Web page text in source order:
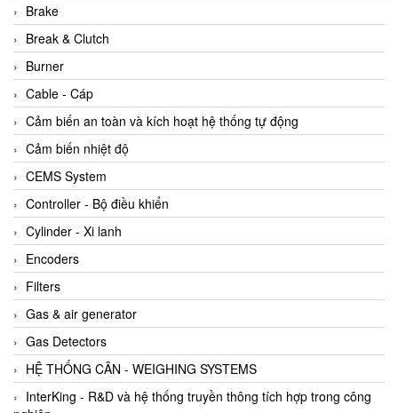
Brake
Break & Clutch
Burner
Cable - Cáp
Cảm biến an toàn và kích hoạt hệ thống tự động
Cảm biến nhiệt độ
CEMS System
Controller - Bộ điều khiển
Cylinder - Xi lanh
Encoders
Filters
Gas & air generator
Gas Detectors
HỆ THỐNG CÂN - WEIGHING SYSTEMS
InterKing - R&D và hệ thống truyền thông tích hợp trong công